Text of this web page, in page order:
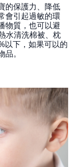
的保護力、降低
會引起過敏的環
物質，也可以避
水清洗棉被、枕
以下，如果可以的
。